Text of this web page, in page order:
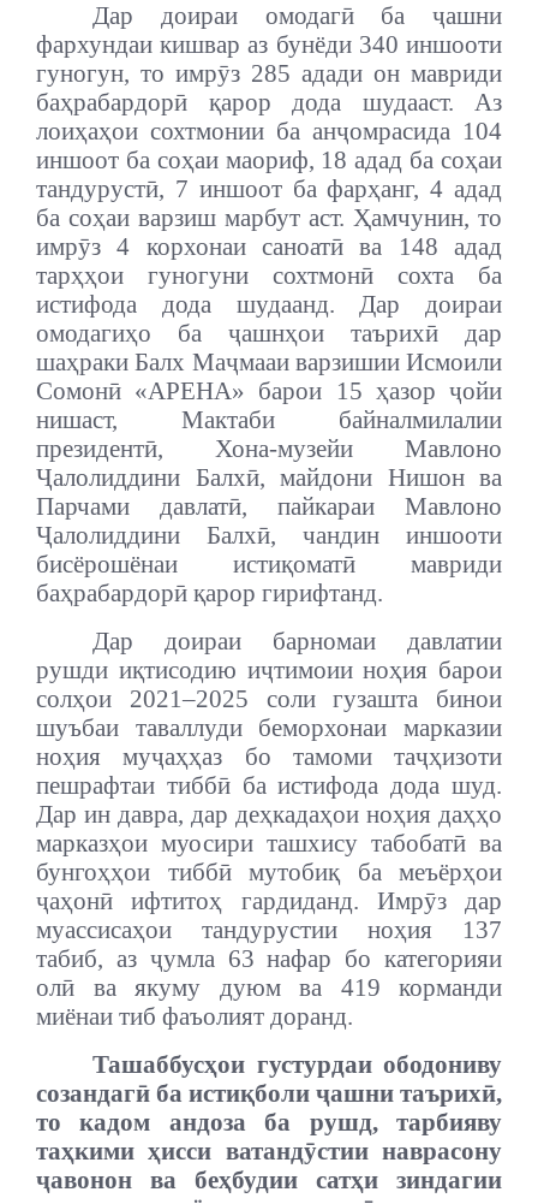
Дар доираи омодагӣ ба ҷашни
фархундаи кишвар аз бунёди 340 иншооти
гуногун, то имрӯз 285 адади он мавриди
баҳрабардорӣ қарор дода шудааст. Аз
лоиҳаҳои сохтмонии ба анҷомрасида 104
иншоот ба соҳаи маориф, 18 адад ба соҳаи
тандурустӣ, 7 иншоот ба фарҳанг, 4 адад
ба соҳаи варзиш марбут аст. Ҳамчунин, то
имрӯз 4 корхонаи саноатӣ ва 148 адад
тарҳҳои гуногуни сохтмонӣ сохта ба
истифода дода шудаанд. Дар доираи
омодагиҳо ба ҷашнҳои таърихӣ дар
шаҳраки Балх Маҷмааи варзишии Исмоили
Сомонӣ «АРЕНА» барои 15 ҳазор ҷойи
нишаст, Мактаби байналмилалии
президентӣ, Хона-музейи Мавлоно
Ҷалолиддини Балхӣ, майдони Нишон ва
Парчами давлатӣ, пайкараи Мавлоно
Ҷалолиддини Балхӣ, чандин иншооти
бисёрошёнаи истиқоматӣ мавриди
баҳрабардорӣ қарор гирифтанд.
Дар доираи барномаи давлатии
рушди иқтисодию иҷтимоии ноҳия барои
солҳои 2021–2025 соли гузашта бинои
шуъбаи таваллуди беморхонаи марказии
ноҳия муҷаҳҳаз бо тамоми таҷҳизоти
пешрафтаи тиббӣ ба истифода дода шуд.
Дар ин давра, дар деҳкадаҳои ноҳия даҳҳо
марказҳои муосири ташхису табобатӣ ва
бунгоҳҳои тиббӣ мутобиқ ба меъёрҳои
ҷаҳонӣ ифтитоҳ гардиданд. Имрӯз дар
муассисаҳои тандурустии ноҳия 137
табиб, аз ҷумла 63 нафар бо категорияи
олӣ ва якуму дуюм ва 419 корманди
миёнаи тиб фаъолият доранд.
Ташаббусҳои густурдаи ободониву
созандагӣ ба истиқболи ҷашни таърихӣ,
то кадом андоза ба рушд, тарбияву
таҳкими ҳисси ватандӯстии наврасону
ҷавонон ва беҳбудии сатҳи зиндагии